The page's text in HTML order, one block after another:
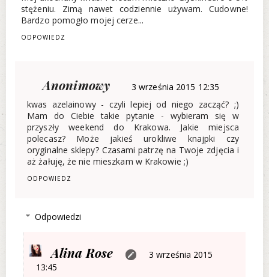
stężeniu. Zimą nawet codziennie używam. Cudowne!
Bardzo pomogło mojej cerze...
ODPOWIEDZ
Anonimowy
3 września 2015 12:35
kwas azelainowy - czyli lepiej od niego zacząć? ;)
Mam do Ciebie takie pytanie - wybieram się w
przyszły weekend do Krakowa. Jakie miejsca
polecasz? Może jakieś urokliwe knajpki czy
oryginalne sklepy? Czasami patrzę na Twoje zdjęcia i
aż żałuję, że nie mieszkam w Krakowie ;)
ODPOWIEDZ
Odpowiedzi
Alina Rose
3 września 2015
13:45